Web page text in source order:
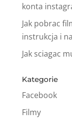
konta
Jak pobrac
instrukcja i
Jak sciagac
Kategorie
Facebook
Filmy